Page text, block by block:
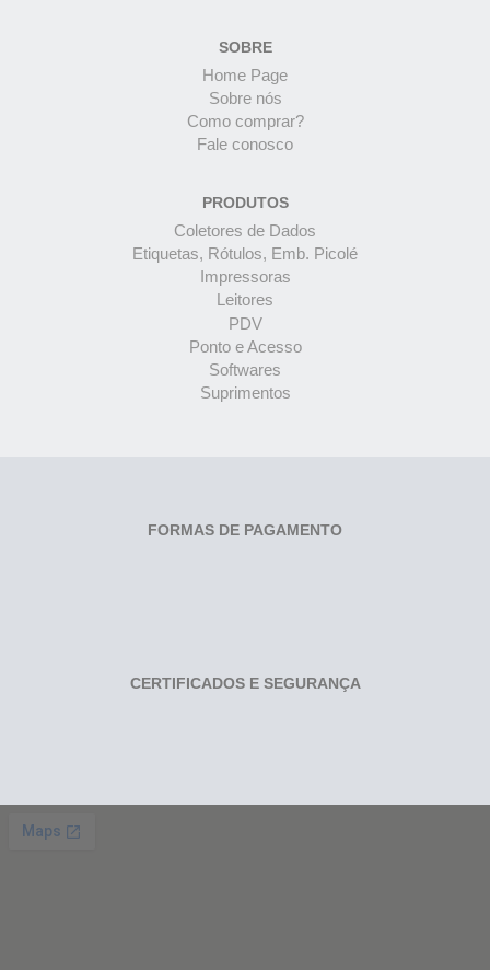
SOBRE
Home Page
Sobre nós
Como comprar?
Fale conosco
PRODUTOS
Coletores de Dados
Etiquetas, Rótulos, Emb. Picolé
Impressoras
Leitores
PDV
Ponto e Acesso
Softwares
Suprimentos
FORMAS DE PAGAMENTO
CERTIFICADOS E SEGURANÇA